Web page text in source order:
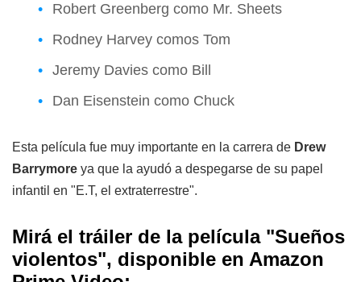
Robert Greenberg como Mr. Sheets
Rodney Harvey comos Tom
Jeremy Davies como Bill
Dan Eisenstein como Chuck
Esta película fue muy importante en la carrera de Drew
Barrymore ya que la ayudó a despegarse de su papel
infantil en "E.T, el extraterrestre".
Mirá el tráiler de la película "Sueños
violentos", disponible en Amazon